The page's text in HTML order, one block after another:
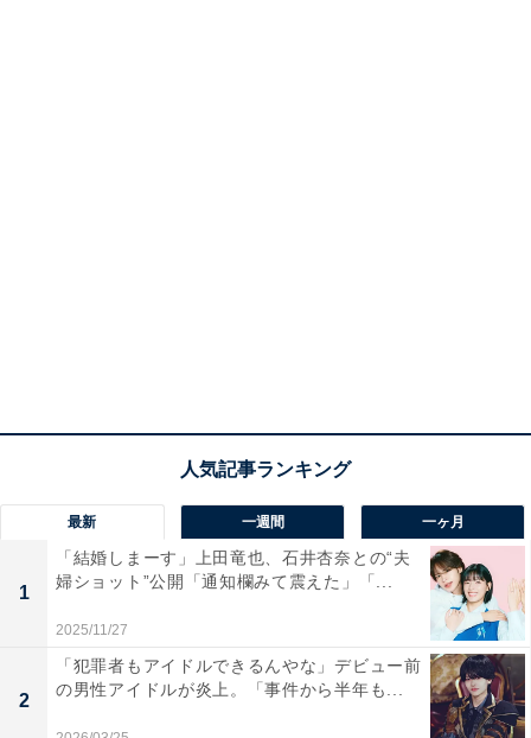
最新 一週間 一ヶ月
1
「結婚しまーす」上田竜也、石井杏奈との“夫
婦ショット”公開「通知欄みて震えた」「...
2025/11/27
2
「犯罪者もアイドルできるんやな」デビュー前
の男性アイドルが炎上。「事件から半年も...